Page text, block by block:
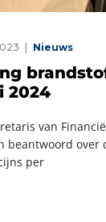
Nieuws
2024
van
beantwoord over
per